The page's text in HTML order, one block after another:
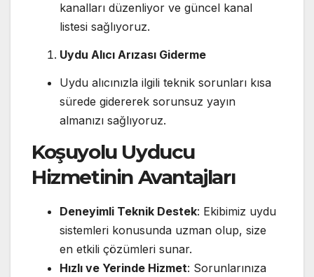
kanalları düzenliyor ve güncel kanal
listesi sağlıyoruz.
Uydu Alıcı Arızası Giderme
Uydu alıcınızla ilgili teknik sorunları kısa
sürede gidererek sorunsuz yayın
almanızı sağlıyoruz.
Koşuyolu Uyducu
Hizmetinin Avantajları
Deneyimli Teknik Destek: Ekibimiz uydu
sistemleri konusunda uzman olup, size
en etkili çözümleri sunar.
Hızlı ve Yerinde Hizmet: Sorunlarınıza